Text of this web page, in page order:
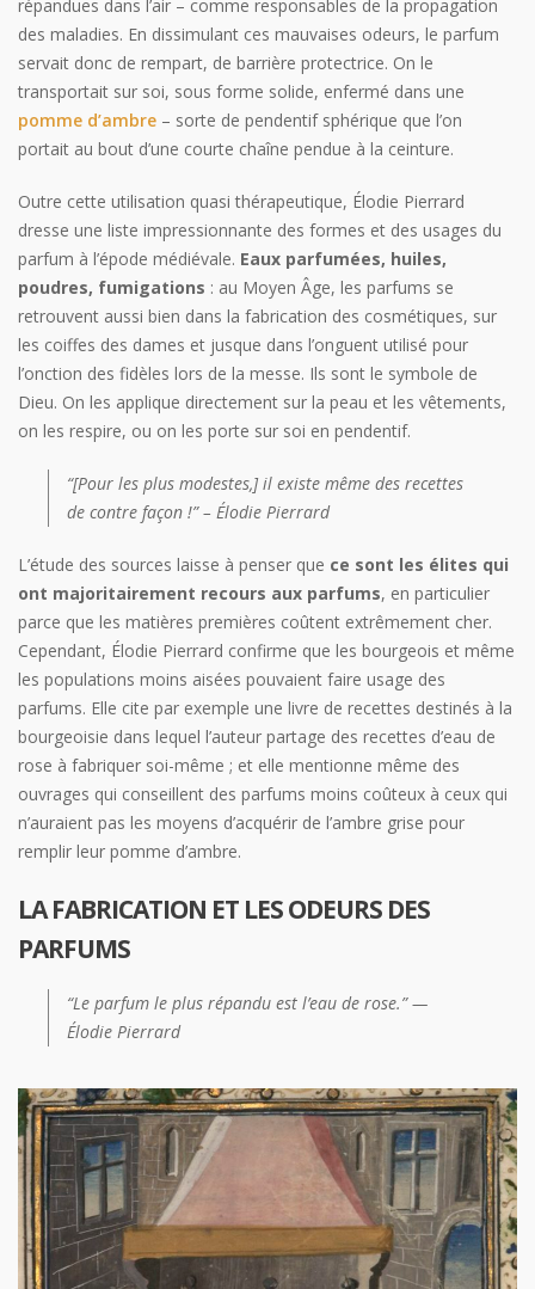
répandues dans l’air – comme responsables de la propagation
des maladies. En dissimulant ces mauvaises odeurs, le parfum
servait donc de rempart, de barrière protectrice. On le
transportait sur soi, sous forme solide, enfermé dans une
pomme d’ambre – sorte de pendentif sphérique que l’on
portait au bout d’une courte chaîne pendue à la ceinture.
Outre cette utilisation quasi thérapeutique, Élodie Pierrard
dresse une liste impressionnante des formes et des usages du
parfum à l’épode médiévale. Eaux parfumées, huiles,
poudres, fumigations : au Moyen Âge, les parfums se
retrouvent aussi bien dans la fabrication des cosmétiques, sur
les coiffes des dames et jusque dans l’onguent utilisé pour
l’onction des fidèles lors de la messe. Ils sont le symbole de
Dieu. On les applique directement sur la peau et les vêtements,
on les respire, ou on les porte sur soi en pendentif.
“[Pour les plus modestes,] il existe même des recettes
de contre façon !” – Élodie Pierrard
L’étude des sources laisse à penser que ce sont les élites qui
ont majoritairement recours aux parfums, en particulier
parce que les matières premières coûtent extrêmement cher.
Cependant, Élodie Pierrard confirme que les bourgeois et même
les populations moins aisées pouvaient faire usage des
parfums. Elle cite par exemple une livre de recettes destinés à la
bourgeoisie dans lequel l’auteur partage des recettes d’eau de
rose à fabriquer soi-même ; et elle mentionne même des
ouvrages qui conseillent des parfums moins coûteux à ceux qui
n’auraient pas les moyens d’acquérir de l’ambre grise pour
remplir leur pomme d’ambre.
LA FABRICATION ET LES ODEURS DES
PARFUMS
“Le parfum le plus répandu est l’eau de rose.” —
Élodie Pierrard